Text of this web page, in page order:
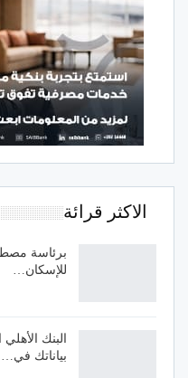
الاكثر قرائة
برئاسة
للإسكان…
البنك
بياناتك في…